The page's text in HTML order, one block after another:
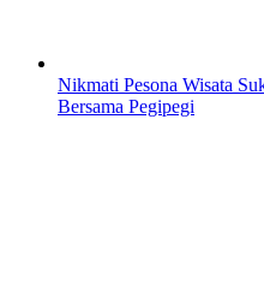
Nikmati Pesona Wisata
Bersama Pegipegi